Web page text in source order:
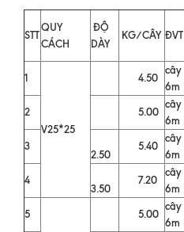
STT
QUY
CÁCH
ĐỘ
DÀY
KG/CÂY ĐVT
1
V25*25
4.50
cây
6m
2
5.00
cây
6m
3
2.50
5.40
cây
6m
4
3.50
7.20
cây
6m
5
5.00
cây
6m